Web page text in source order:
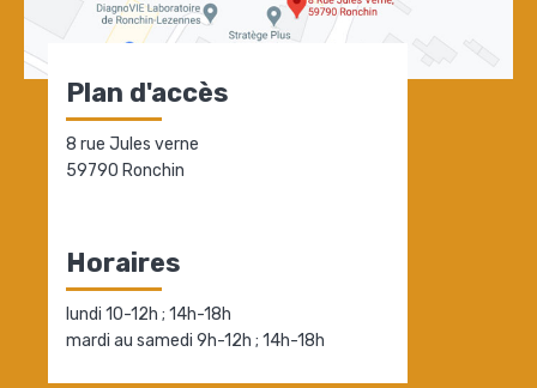
Plan d'accès
8 rue Jules verne
59790 Ronchin
Horaires
lundi 10-12h ; 14h-18h
mardi au samedi 9h-12h ; 14h-18h